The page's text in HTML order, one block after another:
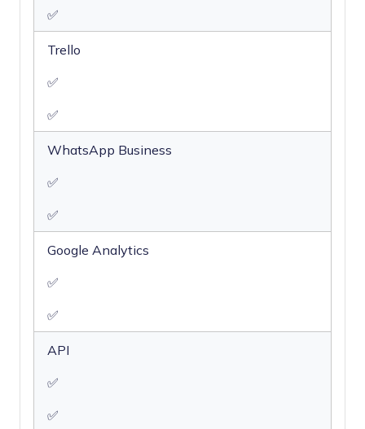
✅
Trello
✅
✅
WhatsApp Business
✅
✅
Google Analytics
✅
✅
API
✅
✅